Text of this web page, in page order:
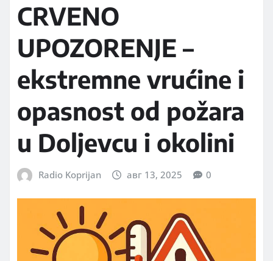
CRVENO
UPOZORENJE –
ekstremne vrućine i
opasnost od požara
u Doljevcu i okolini
Radio Koprijan авг 13, 2025 0